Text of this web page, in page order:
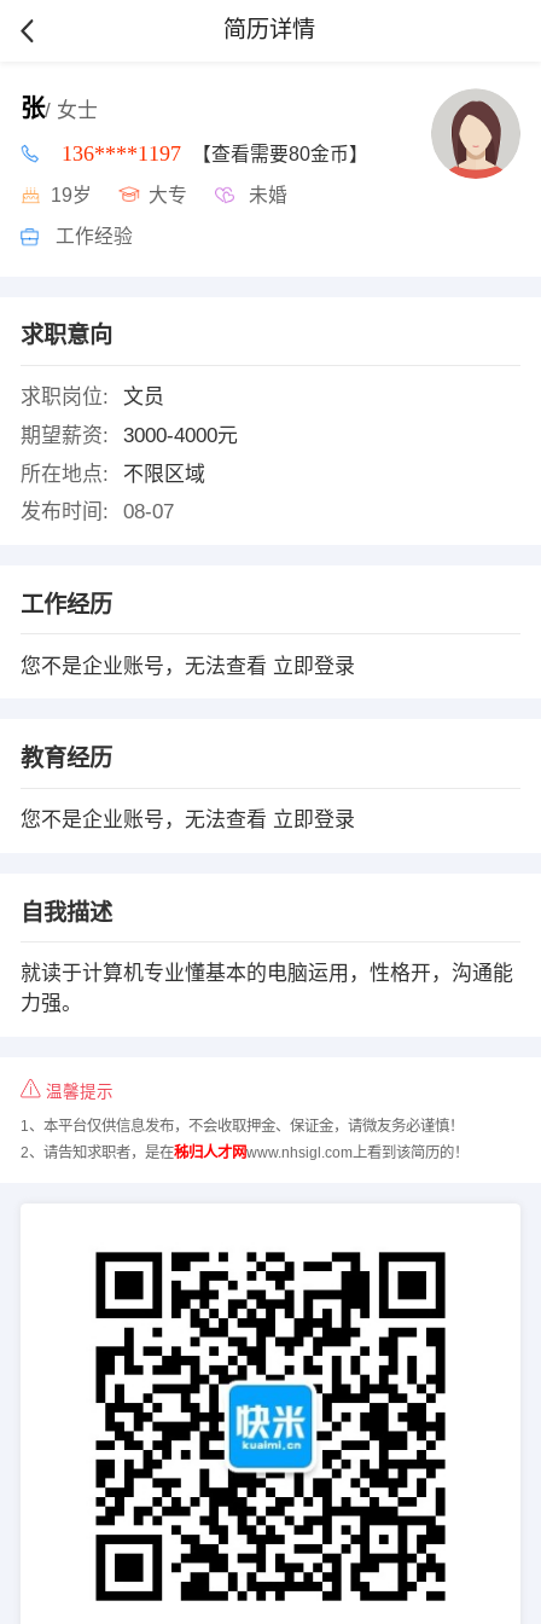
简历详情
张/ 女士
136****1197 【查看需要80金币】
19岁 大专 未婚
工作经验
求职意向
求职岗位:
文员
期望薪资:
3000-4000元
所在地点:
不限区域
发布时间:
08-07
工作经历
您不是企业账号，无法查看 立即登录
教育经历
您不是企业账号，无法查看 立即登录
自我描述
就读于计算机专业懂基本的电脑运用，性格开，沟通能
力强。
温馨提示
1、本平台仅供信息发布，不会收取押金、保证金，请微友务必谨慎！
2、请告知求职者，是在秭归人才网www.nhsigl.com上看到该简历的！